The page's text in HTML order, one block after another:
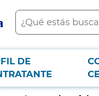
Buscar
DE
de un monitor